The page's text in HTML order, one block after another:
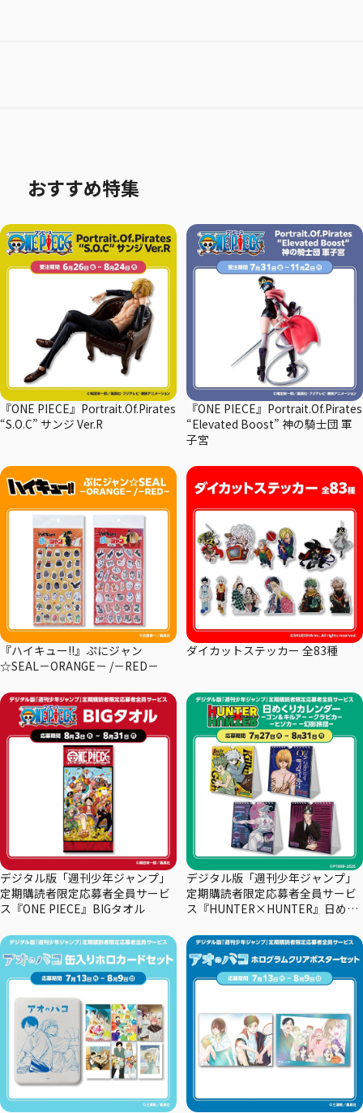
おすすめ特集
『ONE PIECE』Portrait.Of.Pirates
“S.O.C” サンジ Ver.R
『ONE PIECE』Portrait.Of.Pirates
“Elevated Boost” 神の騎士団 軍
子宮
『ハイキュー!!』ぷにジャン
☆SEAL－ORANGE－ /－RED－
ダイカットステッカー 全83種
デジタル版「週刊少年ジャンプ」
定期購読者限定応募者全員サービ
ス『ONE PIECE』BIGタオル
デジタル版「週刊少年ジャンプ」
定期購読者限定応募者全員サービ
ス『HUNTER×HUNTER』日めく